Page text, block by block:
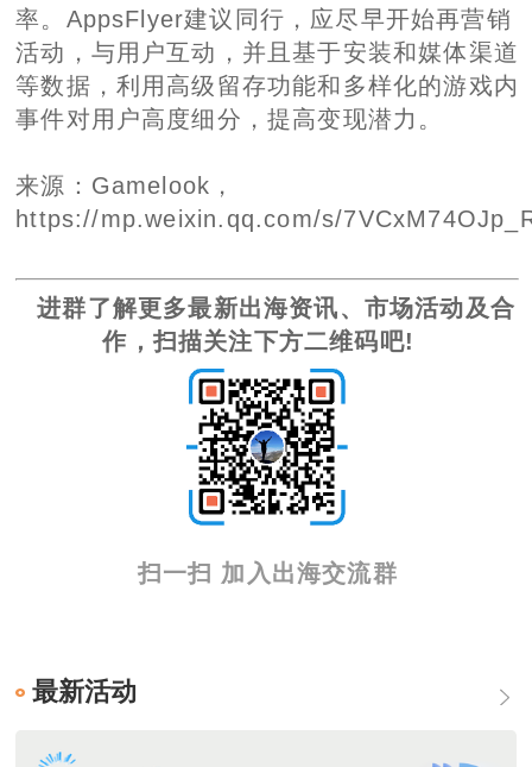
率。AppsFlyer建议同行，应尽早开始再营销
活动，与用户互动，并且基于安装和媒体渠道
等数据，利用高级留存功能和多样化的游戏内
事件对用户高度细分，提高变现潜力。
来源：Gamelook，
https://mp.weixin.qq.com/s/
进群了解更多最新出海资讯、市场活动及合
作，扫描关注下方二维码吧!
扫一扫 加入出海交流群
最新活动